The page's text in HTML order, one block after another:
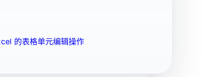
的表格单元编辑操作